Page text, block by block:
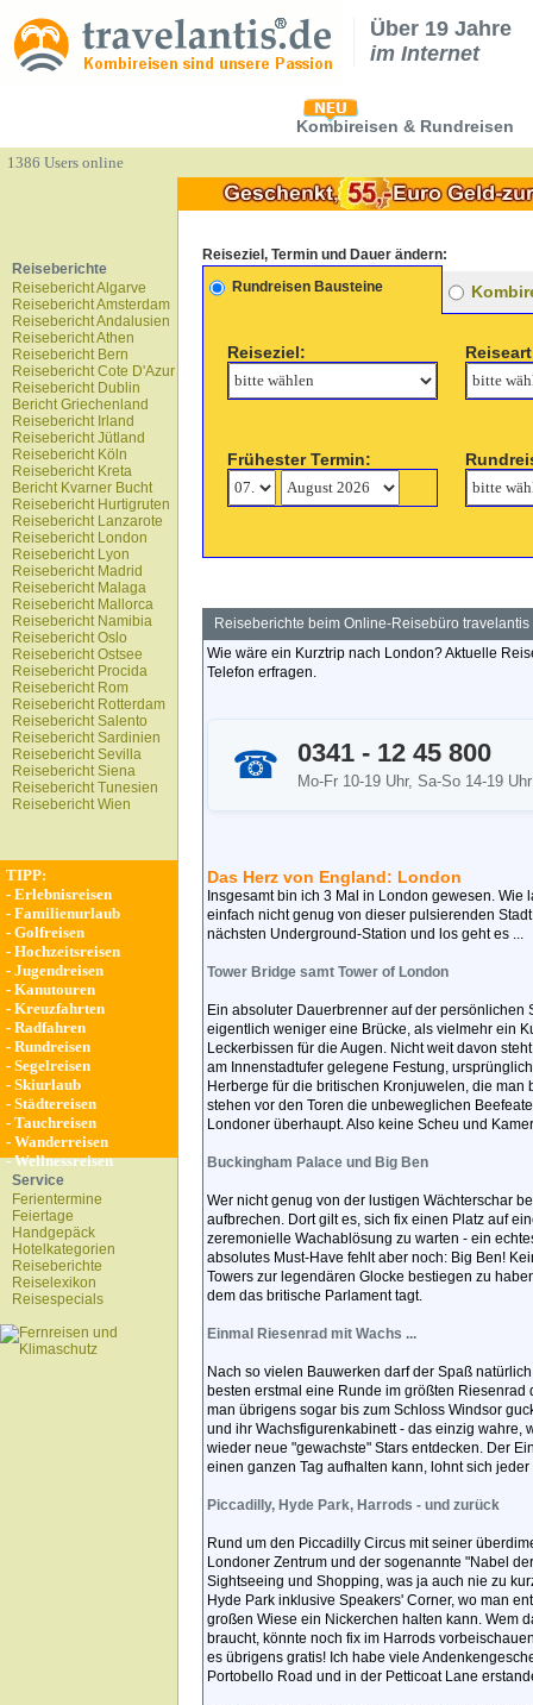
Über 19 Jahre
im Internet
Kombireisen & Rundreisen
1386 Users online
Reiseberichte
Reisebericht Algarve
Reisebericht Amsterdam
Reisebericht Andalusien
Reisebericht Athen
Reisebericht Bern
Reisebericht Cote D'Azur
Reisebericht Dublin
Bericht Griechenland
Reisebericht Irland
Reisebericht Jütland
Reisebericht Köln
Reisebericht Kreta
Bericht Kvarner Bucht
Reisebericht Hurtigruten
Reisebericht Lanzarote
Reisebericht London
Reisebericht Lyon
Reisebericht Madrid
Reisebericht Malaga
Reisebericht Mallorca
Reisebericht Namibia
Reisebericht Oslo
Reisebericht Ostsee
Reisebericht Procida
Reisebericht Rom
Reisebericht Rotterdam
Reisebericht Salento
Reisebericht Sardinien
Reisebericht Sevilla
Reisebericht Siena
Reisebericht Tunesien
Reisebericht Wien
TIPP:
- Erlebnisreisen
- Familienurlaub
- Golfreisen
- Hochzeitsreisen
- Jugendreisen
- Kanutouren
- Kreuzfahrten
- Radfahren
- Rundreisen
- Segelreisen
- Skiurlaub
- Städtereisen
- Tauchreisen
- Wanderreisen
-Wellnessreisen
Service
Ferientermine
Feiertage
Handgepäck
Hotelkategorien
Reiseberichte
Reiselexikon
Reisespecials
Reiseziel, Termin und Dauer ändern:
Rundreisen Bausteine
Reiseziel:
Frühester Termin:
Reiseberichte beim Online-Reisebüro travelantis
Wie wäre ein Kurztrip nach London? Aktuelle
Telefon erfragen.
☎ 0341 - 12 45 800
Mo-Fr 10-19 Uhr, Sa-So 14-19 Uhr
Das Herz von England: London
Insgesamt bin ich 3 Mal in London gewesen.
einfach nicht genug von dieser pulsierenden
nächsten Underground-Station und los geht es ...
Tower Bridge samt Tower of London
Ein absoluter Dauerbrenner auf der
eigentlich weniger eine Brücke, als vielmehr ein
Leckerbissen für die Augen. Nicht weit davon
am Innenstadtufer gelegene Festung,
Herberge für die britischen Kronjuwelen, die man
stehen vor den Toren die unbeweglichen
Londoner überhaupt. Also keine Scheu und
Buckingham Palace und Big Ben
Wer nicht genug von der lustigen Wächterschar
aufbrechen. Dort gilt es, sich fix einen Platz auf
zeremonielle Wachablösung zu warten - ein
absolutes Must-Have fehlt aber noch: Big Ben!
Towers zur legendären Glocke bestiegen zu
dem das britische Parlament tagt.
Einmal Riesenrad mit Wachs ...
Nach so vielen Bauwerken darf der Spaß
besten erstmal eine Runde im größten
man übrigens sogar bis zum Schloss Windsor
und ihr Wachsfigurenkabinett - das einzig wahre,
wieder neue "gewachste" Stars entdecken. Der
einen ganzen Tag aufhalten kann, lohnt sich jeder
Piccadilly, Hyde Park, Harrods - und zurück
Rund um den Piccadilly Circus mit seiner
Londoner Zentrum und der sogenannte "Nabel
Sightseeing und Shopping, was ja auch nie zu
Hyde Park inklusive Speakers' Corner, wo man
großen Wiese ein Nickerchen halten kann. Wem
braucht, könnte noch fix im Harrods
es übrigens gratis! Ich habe viele
Portobello Road und in der Petticoat Lane